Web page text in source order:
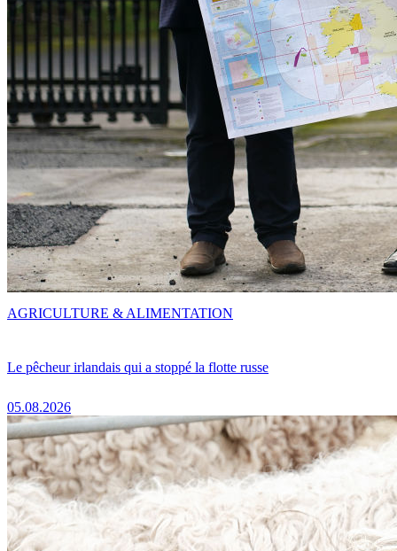
Le pêcheur irlandais qui a stoppé la flotte russe
05.08.2026
AGRICULTURE & ALIMENTATION